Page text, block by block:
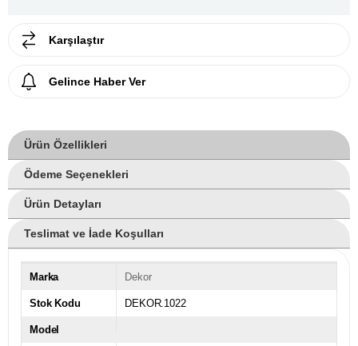
Karşılaştır
Gelince Haber Ver
Ürün Özellikleri
Ödeme Seçenekleri
Ürün Detayları
Teslimat ve İade Koşulları
Marka Dekor
Stok Kodu DEKOR.1022
Model